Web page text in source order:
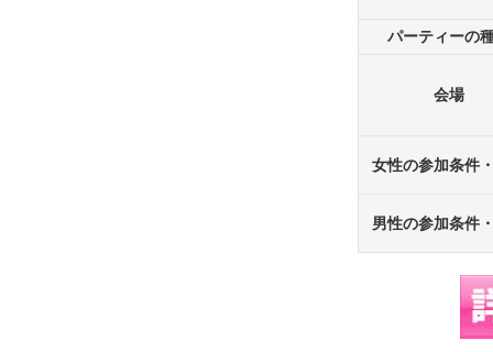
パーティーの
会場
女性の参加条件
男性の参加条件